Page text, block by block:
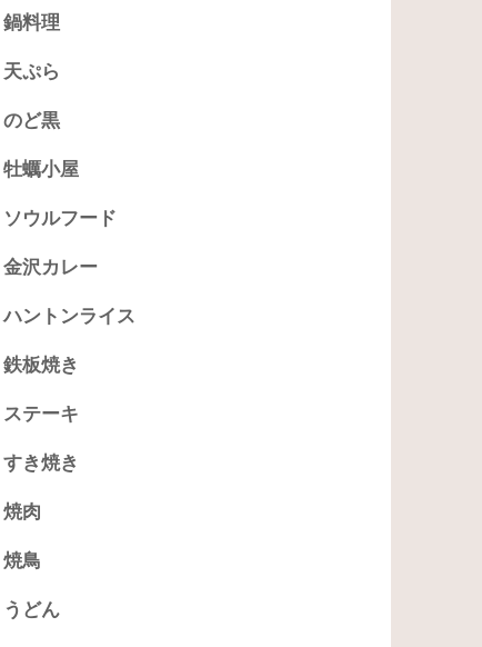
鍋料理
天ぷら
のど黒
牡蠣小屋
ソウルフード
金沢カレー
ハントンライス
鉄板焼き
ステーキ
すき焼き
焼肉
焼鳥
うどん